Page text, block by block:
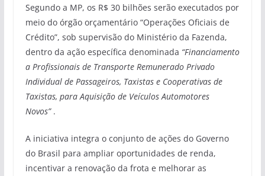
Segundo a MP, os R$ 30 bilhões serão executados por
meio do órgão orçamentário “Operações Oficiais de
Crédito”, sob supervisão do Ministério da Fazenda,
dentro da ação específica denominada “Financiamento
a Profissionais de Transporte Remunerado Privado
Individual de Passageiros, Taxistas e Cooperativas de
Taxistas, para Aquisição de Veículos Automotores
Novos” .
A iniciativa integra o conjunto de ações do Governo
do Brasil para ampliar oportunidades de renda,
incentivar a renovação da frota e melhorar as